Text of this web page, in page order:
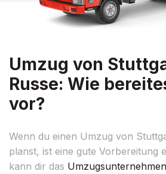
Umzug von
Russe: Wie
vor?
Wenn du einen Umzug von
planst, ist eine gute Vorbereitung
kann dir das Umzugsunternehmen